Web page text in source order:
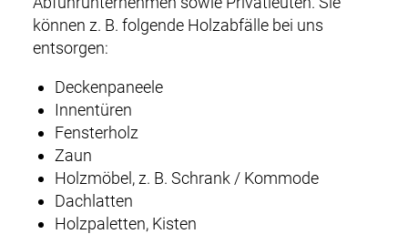
können z. B. folgende Holzabfälle bei uns
entsorgen:
Deckenpaneele
Innentüren
Fensterholz
Zaun
Holzmöbel, z. B. Schrank / Kommode
Dachlatten
Holzpaletten, Kisten